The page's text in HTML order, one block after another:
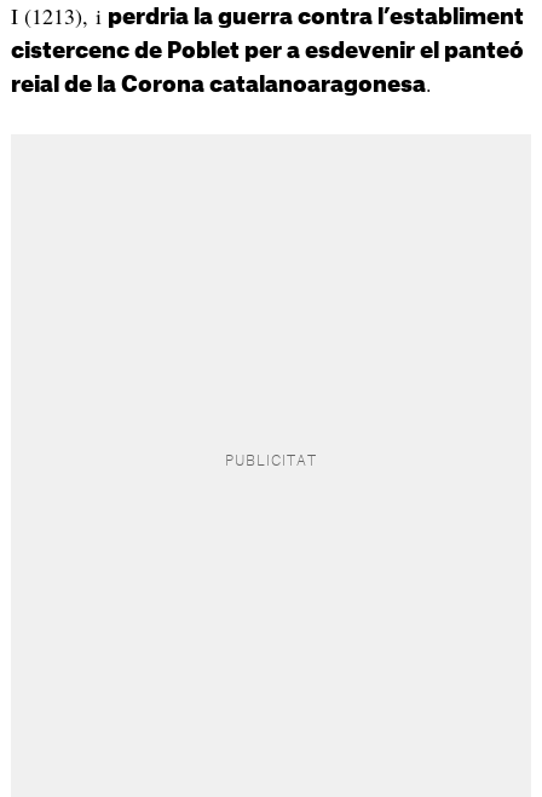
I (1213), i perdria la guerra contra l’establiment
cistercenc de Poblet per a esdevenir el panteó
reial de la Corona catalanoaragonesa.